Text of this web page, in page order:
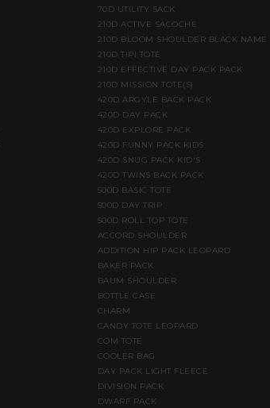
70D UTILITY SACK
210D ACTIVE SACOCHE
210D BLOOM SHOULDER BLACK NAME
210D TIPI TOTE
210D EFFECTIVE DAY PACK PACK
210D MISSION TOTE(S)
420D ARGYLE BACK PACK
420D DAY PACK
420D EXPLORE PACK
420D FUNNY PACK KIDS
420D SNUG PACK KID'S
420D TWINS BACK PACK
500D BASIC TOTE
500D DAY TRIP
500D ROLL TOP TOTE
ACCORD SHOULDER
ADDITION HIP PACK LEOPARD
BAKER PACK
BAUM SHOULDER
BOTTLE CASE
CHARM
CANDY TOTE LEOPARD
COM TOTE
COOLER BAG
DAY PACK LIGHT FLEECE
DIVISION PACK
DWARF PACK